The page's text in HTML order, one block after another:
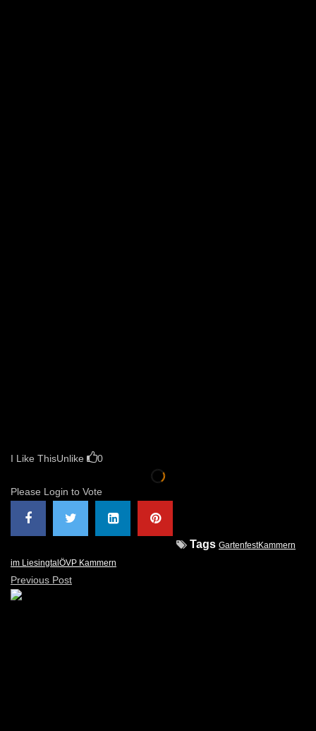
I Like ThisUnlike 0
Please Login to Vote
Tags GartenfestKammern
im Liesingtal ÖVP Kammern
Previous Post